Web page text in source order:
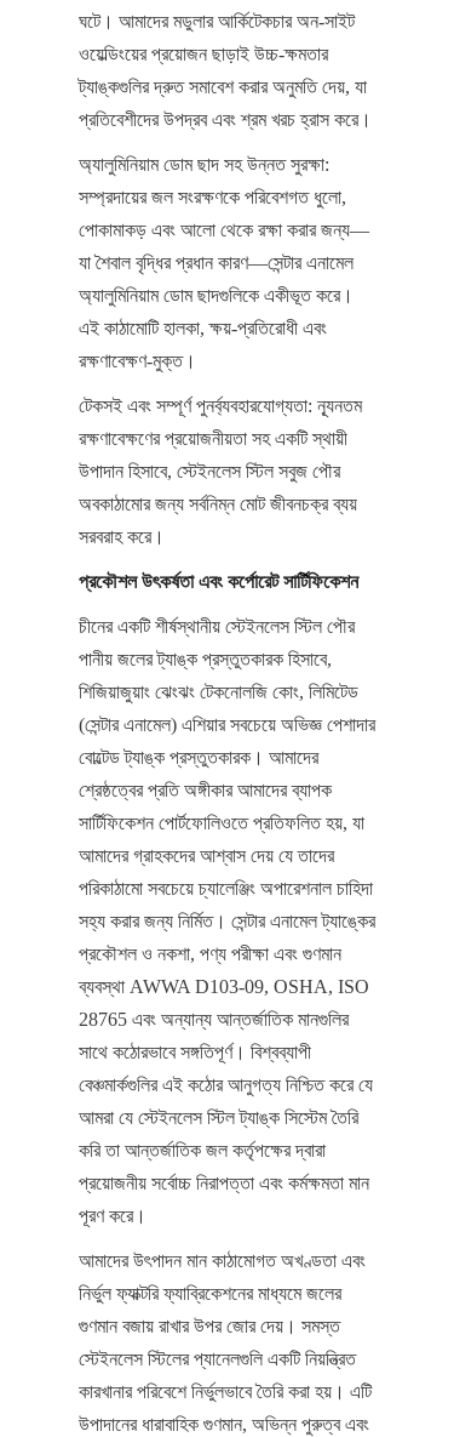
ঘটে। আমাদের মডুলার আর্কিটেকচার অন-সাইট
ওয়েল্ডিংয়ের প্রয়োজন ছাড়াই উচ্চ-ক্ষমতার
ট্যাঙ্কগুলির দ্রুত সমাবেশ করার অনুমতি দেয়, যা
প্রতিবেশীদের উপদ্রব এবং শ্রম খরচ হ্রাস করে।
অ্যালুমিনিয়াম ডোম ছাদ সহ উন্নত সুরক্ষা:
সম্প্রদায়ের জল সংরক্ষণকে পরিবেশগত ধুলো,
পোকামাকড় এবং আলো থেকে রক্ষা করার জন্য—
যা শৈবাল বৃদ্ধির প্রধান কারণ—সেন্টার এনামেল
অ্যালুমিনিয়াম ডোম ছাদগুলিকে একীভূত করে।
এই কাঠামোটি হালকা, ক্ষয়-প্রতিরোধী এবং
রক্ষণাবেক্ষণ-মুক্ত।
টেকসই এবং সম্পূর্ণ পুনর্ব্যবহারযোগ্যতা: ন্যূনতম
রক্ষণাবেক্ষণের প্রয়োজনীয়তা সহ একটি স্থায়ী
উপাদান হিসাবে, স্টেইনলেস স্টিল সবুজ পৌর
অবকাঠামোর জন্য সর্বনিম্ন মোট জীবনচক্র ব্যয়
সরবরাহ করে।
প্রকৌশল উৎকর্ষতা এবং কর্পোরেট সার্টিফিকেশন
চীনের একটি শীর্ষস্থানীয় স্টেইনলেস স্টিল পৌর
পানীয় জলের ট্যাঙ্ক প্রস্তুতকারক হিসাবে,
শিজিয়াজুয়াং ঝেংঝং টেকনোলজি কোং, লিমিটেড
(সেন্টার এনামেল) এশিয়ার সবচেয়ে অভিজ্ঞ পেশাদার
বোল্টেড ট্যাঙ্ক প্রস্তুতকারক। আমাদের
শ্রেষ্ঠত্বের প্রতি অঙ্গীকার আমাদের ব্যাপক
সার্টিফিকেশন পোর্টফোলিওতে প্রতিফলিত হয়, যা
আমাদের গ্রাহকদের আশ্বাস দেয় যে তাদের
পরিকাঠামো সবচেয়ে চ্যালেঞ্জিং অপারেশনাল চাহিদা
সহ্য করার জন্য নির্মিত। সেন্টার এনামেল ট্যাঙ্কের
প্রকৌশল ও নকশা, পণ্য পরীক্ষা এবং গুণমান
ব্যবস্থা AWWA D103-09, OSHA, ISO
28765 এবং অন্যান্য আন্তর্জাতিক মানগুলির
সাথে কঠোরভাবে সঙ্গতিপূর্ণ। বিশ্বব্যাপী
বেঞ্চমার্কগুলির এই কঠোর আনুগত্য নিশ্চিত করে যে
আমরা যে স্টেইনলেস স্টিল ট্যাঙ্ক সিস্টেম তৈরি
করি তা আন্তর্জাতিক জল কর্তৃপক্ষের দ্বারা
প্রয়োজনীয় সর্বোচ্চ নিরাপত্তা এবং কর্মক্ষমতা মান
পূরণ করে।
আমাদের উৎপাদন মান কাঠামোগত অখণ্ডতা এবং
নির্ভুল ফ্যাক্টরি ফ্যাব্রিকেশনের মাধ্যমে জলের
গুণমান বজায় রাখার উপর জোর দেয়। সমস্ত
স্টেইনলেস স্টিলের প্যানেলগুলি একটি নিয়ন্ত্রিত
কারখানার পরিবেশে নির্ভুলভাবে তৈরি করা হয়। এটি
উপাদানের ধারাবাহিক গুণমান, অভিন্ন পুরুত্ব এবং